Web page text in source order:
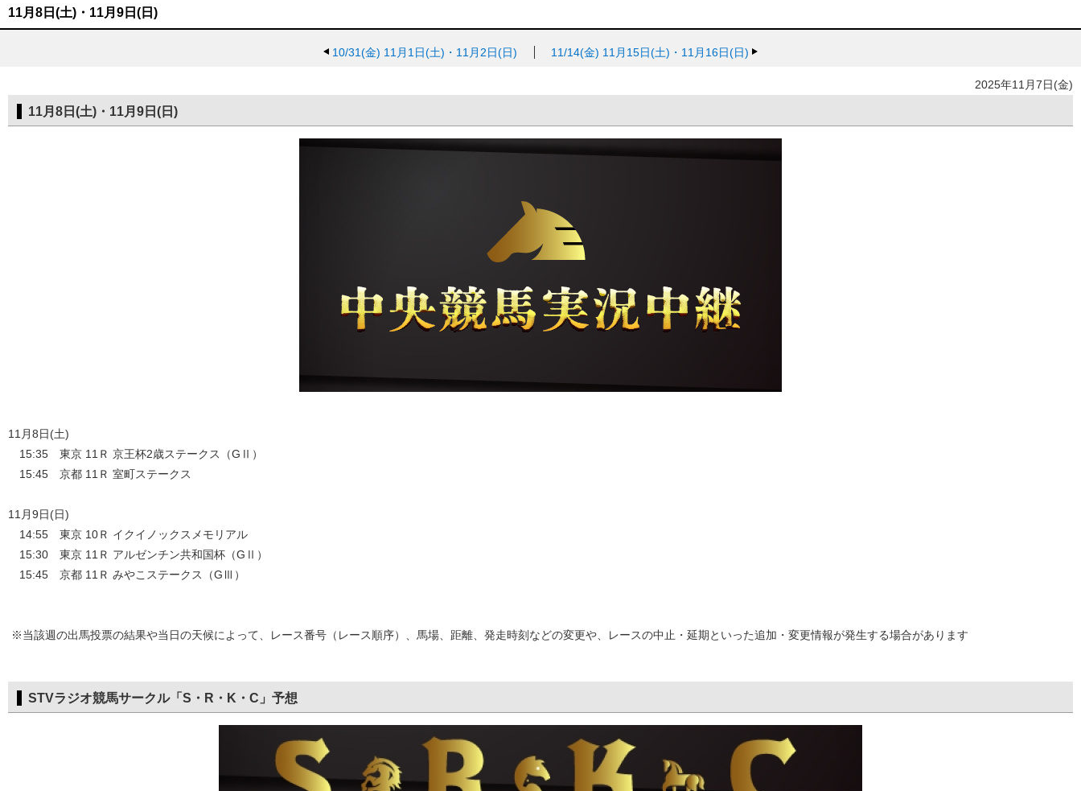
11月8日(土)・11月9日(日)
10/31(金) 11月1日(土)・11月2日(日) 11/14(金) 11月15日(土)・11月16日(日)
2025年11月7日(金)
11月8日(土)・11月9日(日)
11月8日(土)
15:35 東京 11Ｒ 京王杯2歳ステークス（GⅡ）
15:45 京都 11Ｒ 室町ステークス
11月9日(日)
14:55 東京 10Ｒ イクイノックスメモリアル
15:30 東京 11Ｒ アルゼンチン共和国杯（GⅡ）
15:45 京都 11Ｒ みやこステークス（GⅢ）
※当該週の出馬投票の結果や当日の天候によって、レース番号（レース順序）、馬場、距離、発走時刻などの変更や、レースの中止・延期といった追加・変更情報が発生する場合があります
STVラジオ競馬サークル「S・R・K・C」予想